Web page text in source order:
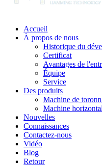
Accueil
À propos de nous
Historique du
Certificat
Avantages de
Équipe
Service
Des produits
Machine de
Machine
Nouvelles
Connaissances
Contactez-nous
Vidéo
Blog
Retour